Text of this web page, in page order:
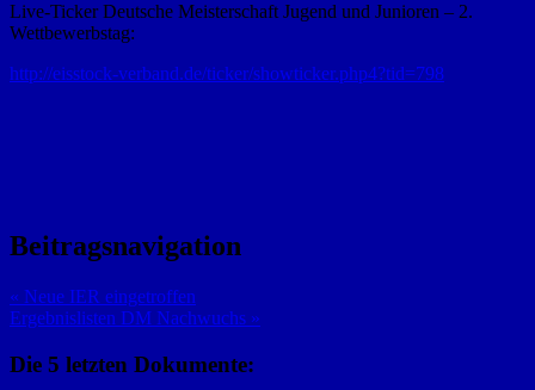
Live-Ticker Deutsche Meisterschaft Jugend und Junioren – 2.
Wettbewerbstag:
http://eisstock-verband.de/ticker/showticker.php4?tid=798
Beitragsnavigation
« Neue IER eingetroffen
Ergebnislisten DM Nachwuchs »
Die 5 letzten Dokumente: